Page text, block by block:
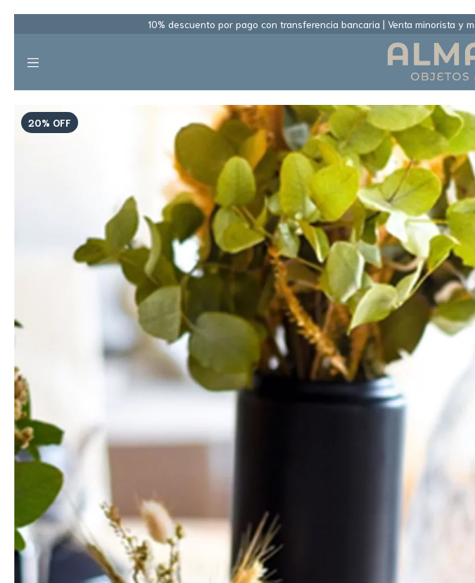
10% descuento por pago con transferencia bancaria | Venta minorista y
20% OFF